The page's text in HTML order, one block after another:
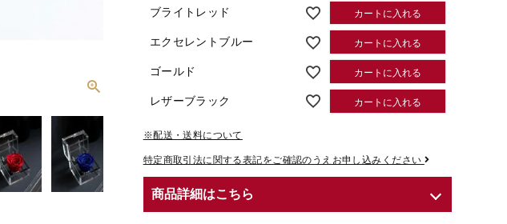
ブライトレッド カートに入れる
エクセレントブルー カートに入れる
ゴールド カートに入れる
レザーブラック カートに入れる
※配送・送料について
特定商取引法に関する表記をご確認のうえお申し込みください
商品詳細はこちら